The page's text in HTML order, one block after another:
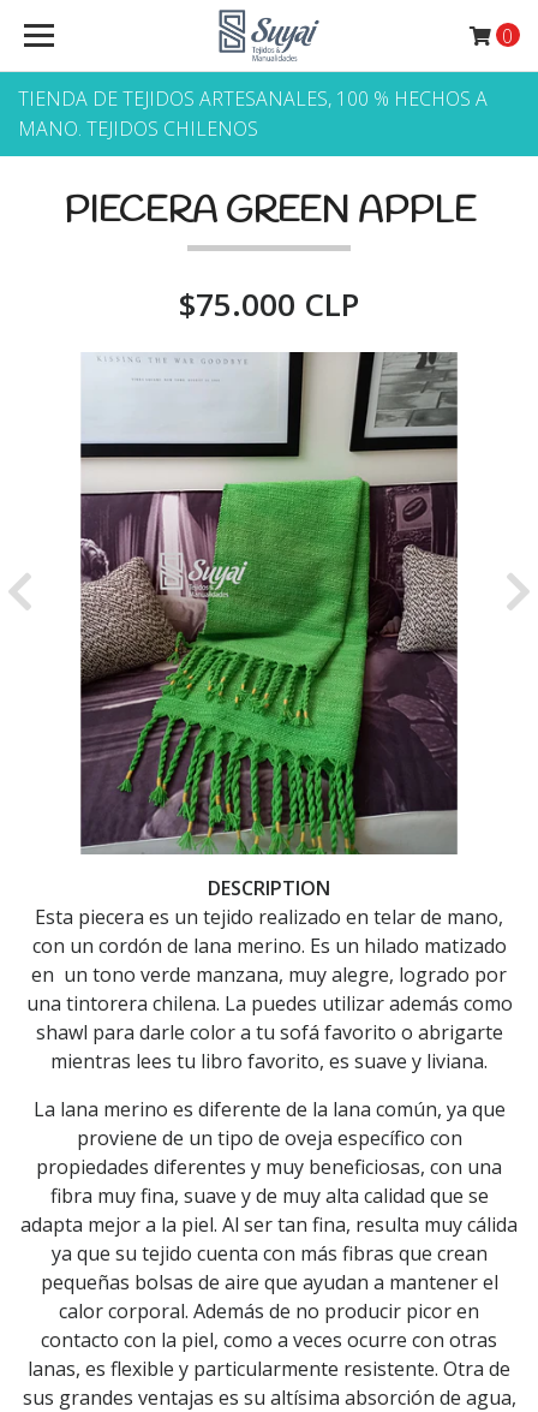
TIENDA DE TEJIDOS ARTESANALES, 100 % HECHOS A
MANO. TEJIDOS CHILENOS
0
PIECERA GREEN APPLE
$75.000 CLP
Previous
DESCRIPTION
Esta piecera es un tejido realizado en telar de mano,
con un cordón de lana merino. Es un hilado matizado
en un tono verde manzana, muy alegre, logrado por
una tintorera chilena. La puedes utilizar además como
shawl para darle color a tu sofá favorito o abrigarte
mientras lees tu libro favorito, es suave y liviana.
La lana merino es diferente de la lana común, ya que
proviene de un tipo de oveja específico con
propiedades diferentes y muy beneficiosas, con una
fibra muy fina, suave y de muy alta calidad que se
adapta mejor a la piel. Al ser tan fina, resulta muy cálida
ya que su tejido cuenta con más fibras que crean
pequeñas bolsas de aire que ayudan a mantener el
calor corporal. Además de no producir picor en
contacto con la piel, como a veces ocurre con otras
lanas, es flexible y particularmente resistente. Otra de
sus grandes ventajas es su altísima absorción de agua,